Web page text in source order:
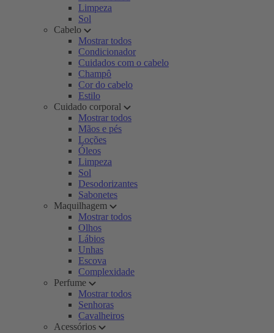
Limpeza
Sol
Cabelo
Mostrar todos
Condicionador
Cuidados com o cabelo
Champô
Cor do cabelo
Estilo
Cuidado corporal
Mostrar todos
Mãos e pés
Loções
Óleos
Limpeza
Sol
Desodorizantes
Sabonetes
Maquilhagem
Mostrar todos
Olhos
Lábios
Unhas
Escova
Complexidade
Perfume
Mostrar todos
Senhoras
Cavalheiros
Acessórios